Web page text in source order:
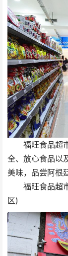
福旺食品超市
全、放心食品以
美味，品尝阿根
福旺食品超市
区)